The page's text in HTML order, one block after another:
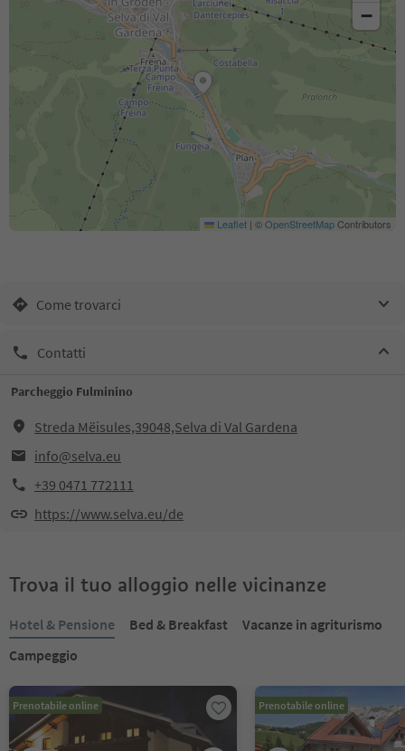
−
Leaflet | ©OpenStreetMapContributors
Come trovarci
Contatti
Parcheggio Fulminino
Streda Mëisules,39048,Selva di Val Gardena
info@selva.eu
+39 0471 772111
https://www.selva.eu/de
Trova il tuo alloggio nelle vicinanze
Hotel & Pensione Bed & Breakfast
Vacanze in agriturismo
Campeggio
Prenotabile online Prenotabile online